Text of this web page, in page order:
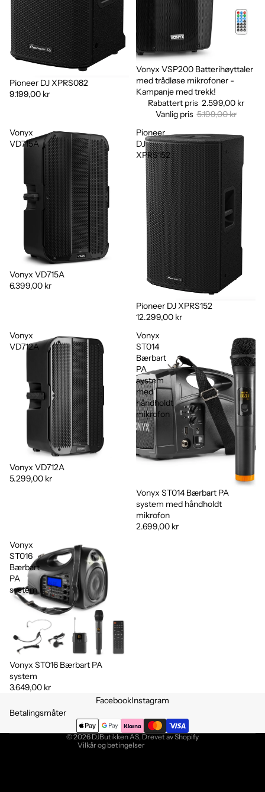
Pioneer DJ XPRS082
9.199,00 kr
Salg
Vonyx VSP200 Batterihøyttaler
med trådløse mikrofoner -
Kampanje med trekk!
Rabattert pris 2.599,00 kr
Vanlig pris 5.199,00 kr
Vonyx
VD715A
Vonyx VD715A
6.399,00 kr
Pioneer
DJ
XPRS152
Pioneer DJ XPRS152
12.299,00 kr
Vonyx
VD712A
Vonyx VD712A
5.299,00 kr
Vonyx
ST014
Bærbart
PA
system
med
håndholdt
mikrofon
Vonyx ST014 Bærbart PA
system med håndholdt
mikrofon
2.699,00 kr
Vonyx
ST016
Bærbart
PA
system
Vonyx ST016 Bærbart PA
system
3.649,00 kr
FacebookInstagram
Betalingsmåter
© 2026 DJButikken AS, Drevet av Shopify
Vilkår og betingelser
Personvernerklæring
Retningslinjer for angrerett